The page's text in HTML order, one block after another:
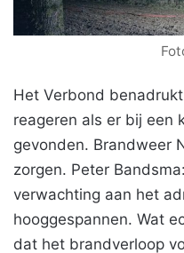
Het Verbond
reageren als er bij een
gevonden. Brandweer
zorgen. Peter
verwachting aan het
hooggespannen. Wat
dat het brandverloop